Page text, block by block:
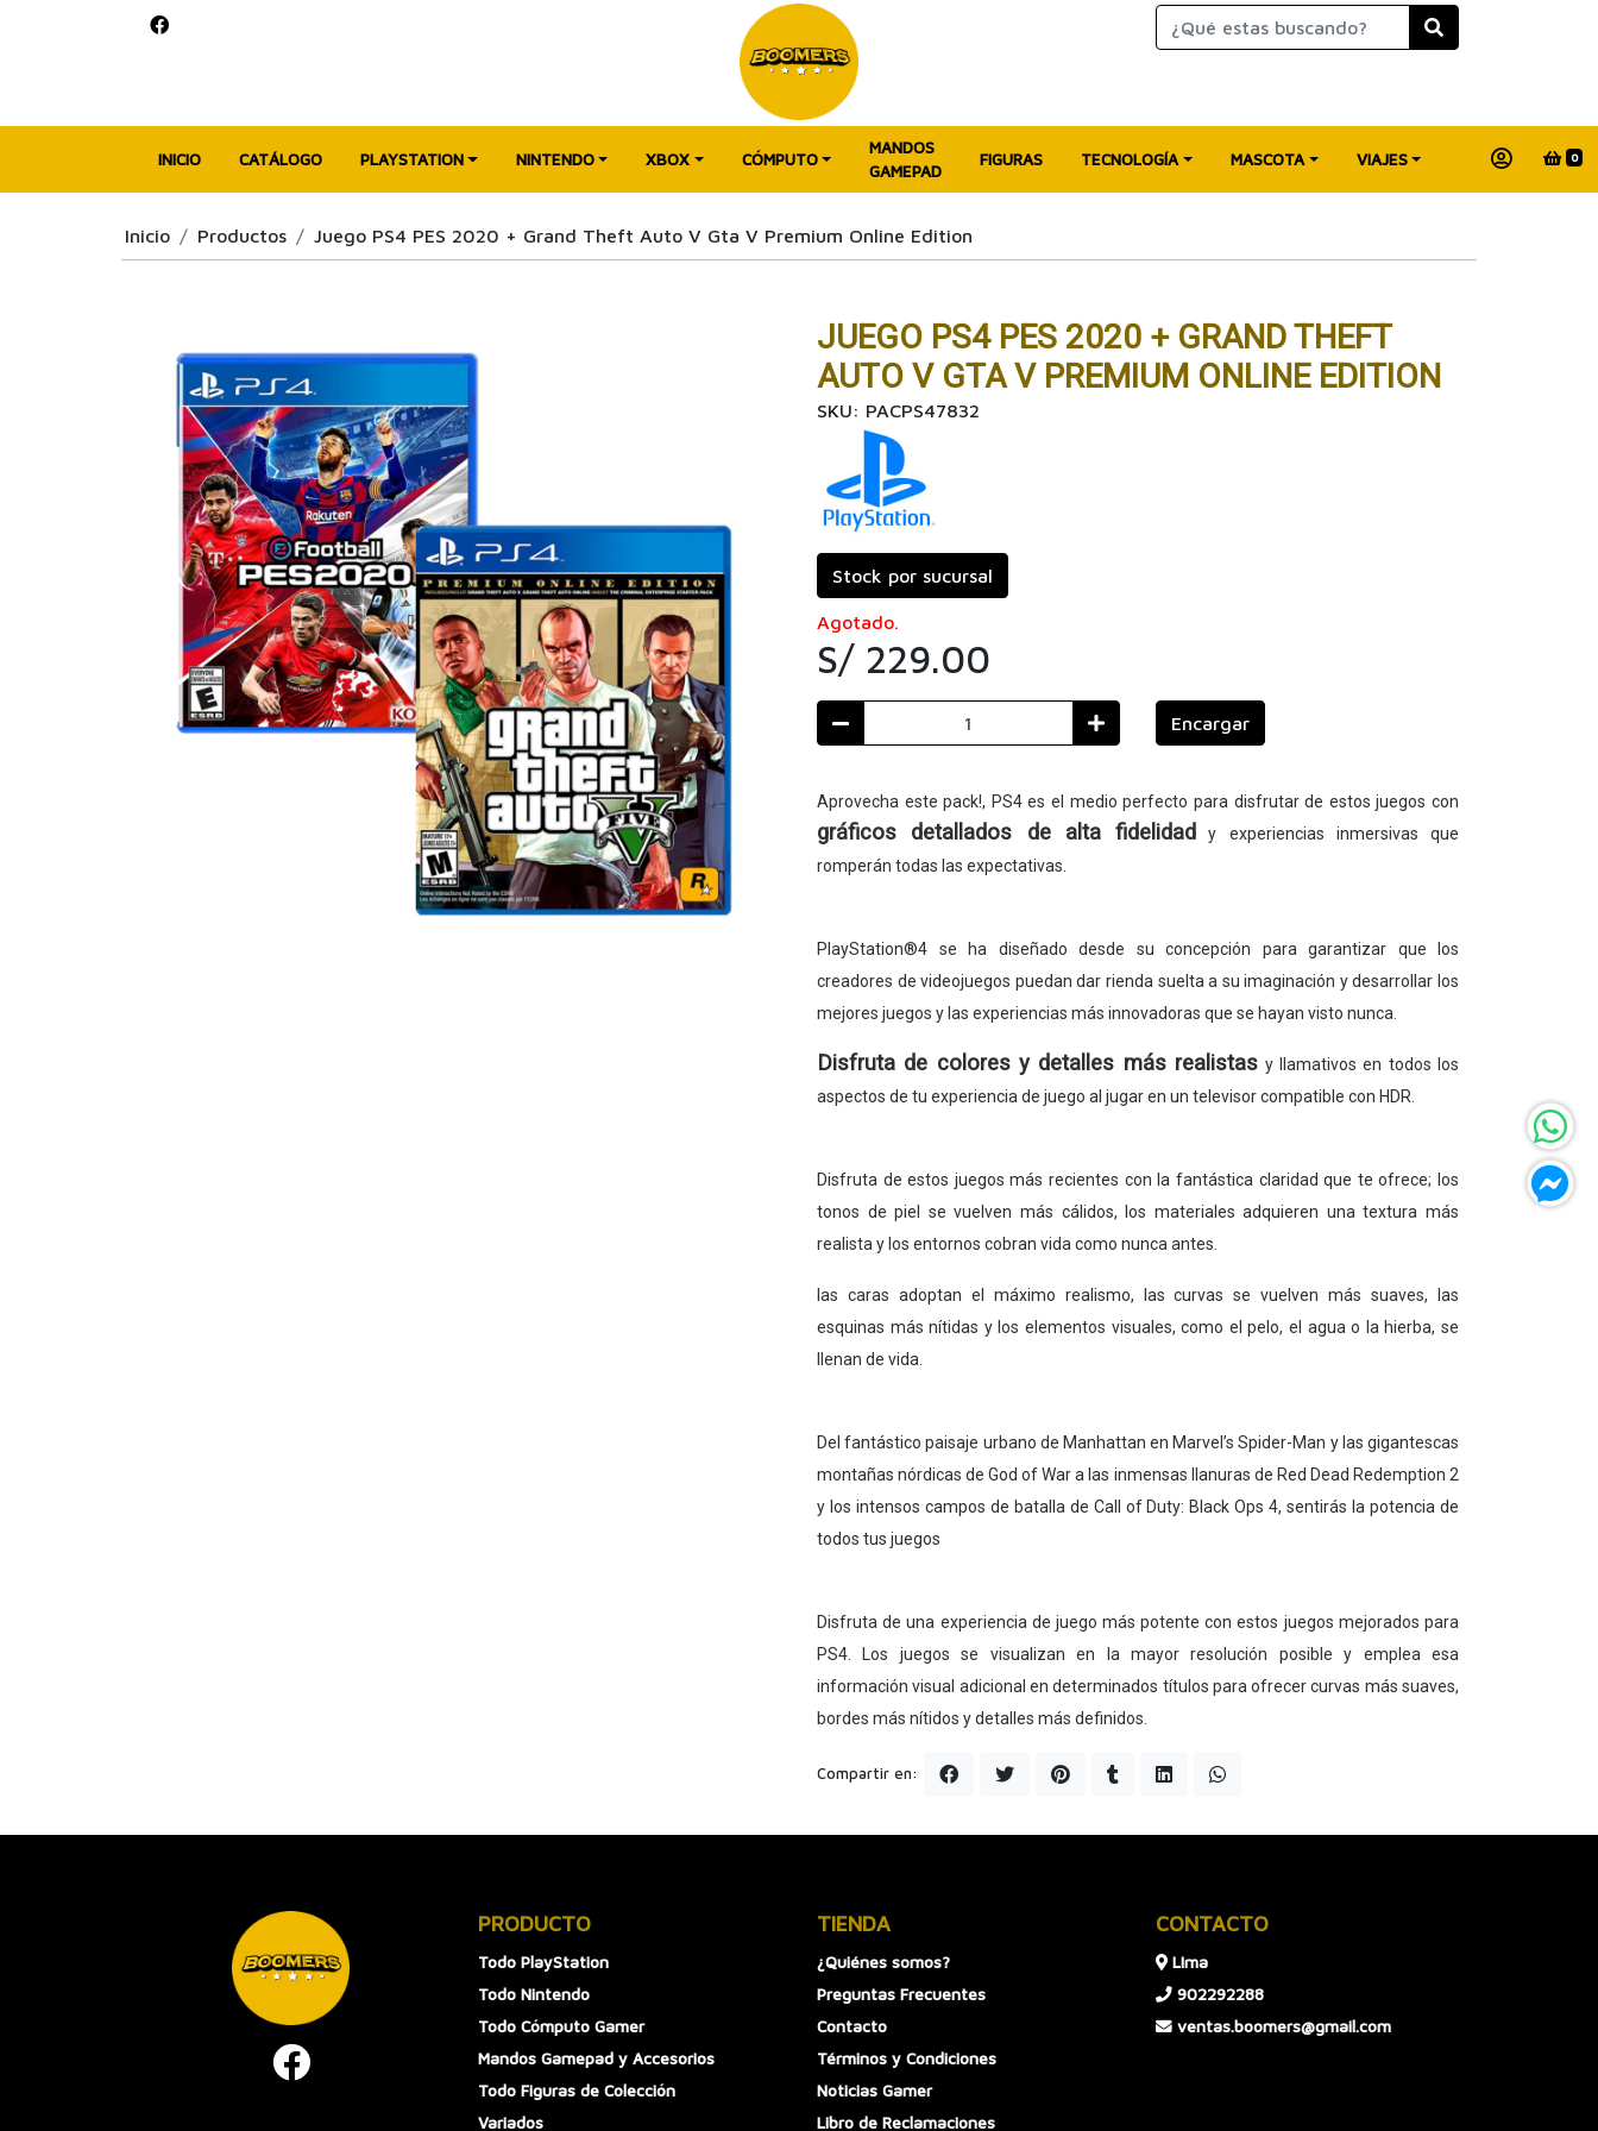
INICIO CATÁLOGO PLAYSTATION NINTENDO XBOX CÓMPUTO
MANDOS
GAMEPAD
FIGURAS TECNOLOGÍA MASCOTA VIAJES 0
Inicio Productos Juego PS4 PES 2020 + Grand Theft Auto V Gta V Premium Online Edition
JUEGO PS4 PES 2020 + GRAND THEFT
AUTO V GTA V PREMIUM ONLINE EDITION
SKU: PACPS47832
Stock por sucursal
Agotado.
S/ 229.00
Encargar
Aprovecha este pack!, PS4 es el medio perfecto para disfrutar de estos juegos con
gráficos detallados de alta fidelidad y experiencias inmersivas que
romperán todas las expectativas.
PlayStation®4 se ha diseñado desde su concepción para garantizar que los
creadores de videojuegos puedan dar rienda suelta a su imaginación y desarrollar los
mejores juegos y las experiencias más innovadoras que se hayan visto nunca.
Disfruta de colores y detalles más realistas y llamativos en todos los
aspectos de tu experiencia de juego al jugar en un televisor compatible con HDR.
Disfruta de estos juegos más recientes con la fantástica claridad que te ofrece; los
tonos de piel se vuelven más cálidos, los materiales adquieren una textura más
realista y los entornos cobran vida como nunca antes.
las caras adoptan el máximo realismo, las curvas se vuelven más suaves, las
esquinas más nítidas y los elementos visuales, como el pelo, el agua o la hierba, se
llenan de vida.
Del fantástico paisaje urbano de Manhattan en Marvel’s Spider-Man y las gigantescas
montañas nórdicas de God of War a las inmensas llanuras de Red Dead Redemption 2
y los intensos campos de batalla de Call of Duty: Black Ops 4, sentirás la potencia de
todos tus juegos
Disfruta de una experiencia de juego más potente con estos juegos mejorados para
PS4. Los juegos se visualizan en la mayor resolución posible y emplea esa
información visual adicional en determinados títulos para ofrecer curvas más suaves,
bordes más nítidos y detalles más definidos.
Compartir en:
PRODUCTO
Todo PlayStation
Todo Nintendo
Todo Cómputo Gamer
Mandos Gamepad y Accesorios
Todo Figuras de Colección
Variados
TIENDA
¿Quiénes somos?
Preguntas Frecuentes
Contacto
Términos y Condiciones
Noticias Gamer
Libro de Reclamaciones
CONTACTO
LIma
902292288
ventas.boomers@gmail.com